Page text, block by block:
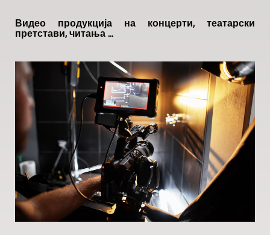
Видео продукција на концерти, театарски
претстави, читања ...